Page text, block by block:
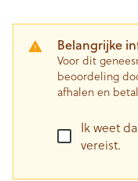
Belangrijke
Voor dit
beoordeling
afhalen en
Ik weet
vereist.